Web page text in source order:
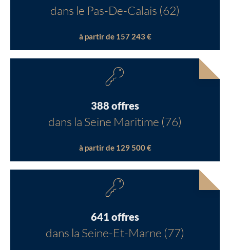
dans le Pas-De-Calais (62)
à partir de 157 243 €
388 offres
dans la Seine Maritime (76)
à partir de 129 500 €
641 offres
dans la Seine-Et-Marne (77)